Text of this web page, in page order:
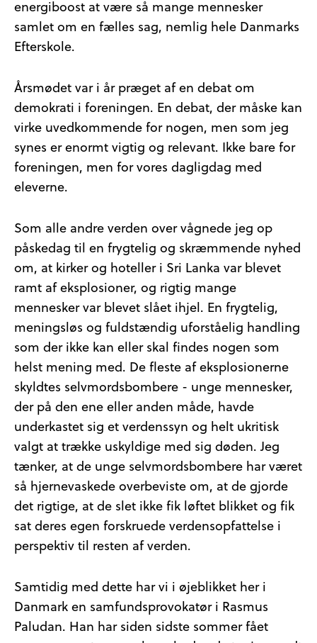
energiboost at være så mange mennesker
samlet om en fælles sag, nemlig hele Danmarks
Efterskole.
Årsmødet var i år præget af en debat om
demokrati i foreningen. En debat, der måske kan
virke uvedkommende for nogen, men som jeg
synes er enormt vigtig og relevant. Ikke bare for
foreningen, men for vores dagligdag med
eleverne.
Som alle andre verden over vågnede jeg op
påskedag til en frygtelig og skræmmende nyhed
om, at kirker og hoteller i Sri Lanka var blevet
ramt af eksplosioner, og rigtig mange
mennesker var blevet slået ihjel. En frygtelig,
meningsløs og fuldstændig uforståelig handling
som der ikke kan eller skal findes nogen som
helst mening med. De fleste af eksplosionerne
skyldtes selvmordsbombere - unge mennesker,
der på den ene eller anden måde, havde
underkastet sig et verdenssyn og helt ukritisk
valgt at trække uskyldige med sig døden. Jeg
tænker, at de unge selvmordsbombere har været
så hjernevaskede overbeviste om, at de gjorde
det rigtige, at de slet ikke fik løftet blikket og fik
sat deres egen forskruede verdensopfattelse i
perspektiv til resten af verden.
Samtidig med dette har vi i øjeblikket her i
Danmark en samfundsprovokatør i Rasmus
Paludan. Han har siden sidste sommer fået